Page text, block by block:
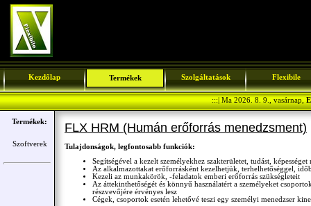
Kezdőlap Termékek Szolgáltatások Flexibile
:::| Ma 2026. 8. 9., vasárnap,
Termékek:
Szoftverek
FLX HRM (Humán erőforrás menedzsment)
Tulajdonságok, legfontosabb funkciók:
Segítségével a kezelt személyekhez szakterületet, tudást,
Az alkalmazottakat erőforrásként kezelhetjük, terhelhetőséggel,
Kezeli az munkakörök, -feladatok emberi erőforrás szükségleteit
Az áttekinthetőségét és könnyű használatért a személyeket
részvevőjére érvényes lesz
Cégek, csoportok esetén lehetővé teszi egy személyi menedzser